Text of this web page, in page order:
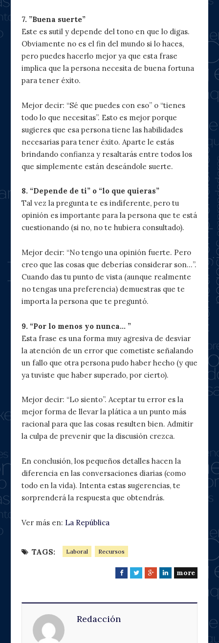
7. ”Buena suerte”
Este es sutil y depende del tono en que lo digas.
Obviamente no es el fin del mundo si lo haces,
pero puedes hacerlo mejor ya que esta frase
implica que la persona necesita de buena fortuna
para tener éxito.
Mejor decir: “Sé que puedes con eso” o “tienes
todo lo que necesitas”. Esto es mejor porque
sugieres que esa persona tiene las habilidades
necesarias para tener éxito. Aparte le estás
brindando confianza y resaltarás entre todos los
que simplemente están deseándole suerte.
8. “Depende de ti” o “lo que quieras”
Tal vez la pregunta te es indiferente, pero tu
opinión es importante para la persona que te está
cuestionando (si no, no te hubiera consultado).
Mejor decir: “No tengo una opinión fuerte. Pero
creo que las cosas que deberías considerar son…”.
Cuando das tu punto de vista (aunque realmente
no tengas una preferencia) demuestras que te
importa la persona que te preguntó.
9. “Por lo menos yo nunca… ”
Esta frase es una forma muy agresiva de desviar
la atención de un error que cometiste señalando
un fallo que otra persona pudo haber hecho (y que
ya tuviste que haber superado, por cierto).
Mejor decir: “Lo siento”. Aceptar tu error es la
mejor forma de llevar la plática a un punto más
racional para que las cosas resulten bien. Admitir
la culpa de prevenir que la discusión crezca.
En conclusión, los pequeños detalles hacen la
diferencia en las conversaciones diarias (como
todo en la vida). Intenta estas sugerencias, te
sorprenderá la respuesta que obtendrás.
Ver más en: La República
TAGS: Laboral Recursos
F
T
G
L
more
Redacción